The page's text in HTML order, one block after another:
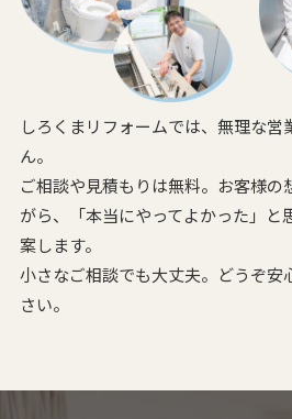
しろくまリフォームでは、無理な営
ん。
ご相談や見積もりは無料。お客様
がら、
「本当にやってよかった」
案します。
小さなご相談でも大丈夫。どうぞ安
さい。